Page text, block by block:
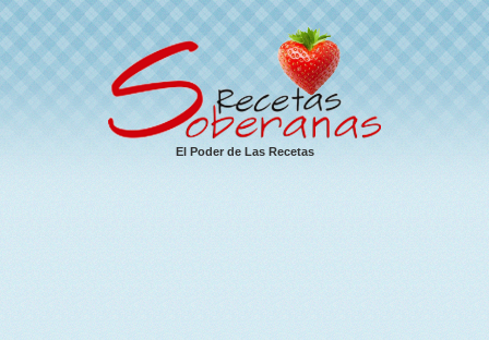
El Poder de Las Recetas